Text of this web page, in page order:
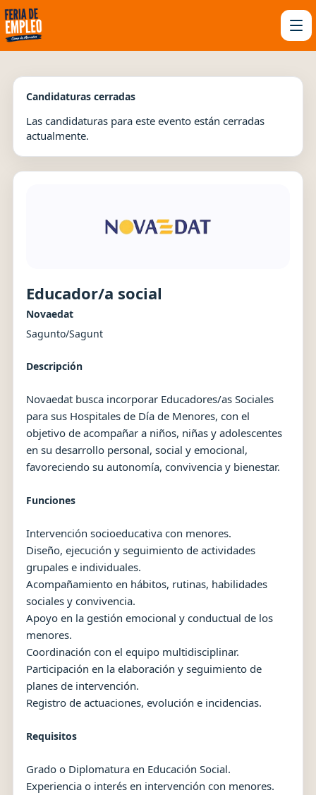
Candidaturas cerradas
Las candidaturas para este evento están cerradas
actualmente.
Educador/a social
Novaedat
Sagunto/Sagunt
Descripción
Novaedat busca incorporar Educadores/as Sociales
para sus Hospitales de Día de Menores, con el
objetivo de acompañar a niños, niñas y adolescentes
en su desarrollo personal, social y emocional,
favoreciendo su autonomía, convivencia y bienestar.
Funciones
Intervención socioeducativa con menores.
Diseño, ejecución y seguimiento de actividades
grupales e individuales.
Acompañamiento en hábitos, rutinas, habilidades
sociales y convivencia.
Apoyo en la gestión emocional y conductual de los
menores.
Coordinación con el equipo multidisciplinar.
Participación en la elaboración y seguimiento de
planes de intervención.
Registro de actuaciones, evolución e incidencias.
Requisitos
Grado o Diplomatura en Educación Social.
Experiencia o interés en intervención con menores.